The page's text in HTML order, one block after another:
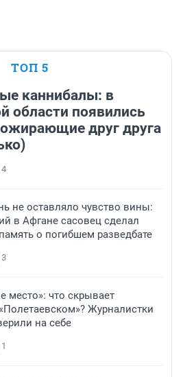
ТОП 5
каннибалы: в
области появились
друг друга
4
не оставляло чувство вины:
в Афгане сасовец сделал
о погибшем разведбате
3
место»: что скрывает
Журналистки
на себе
1